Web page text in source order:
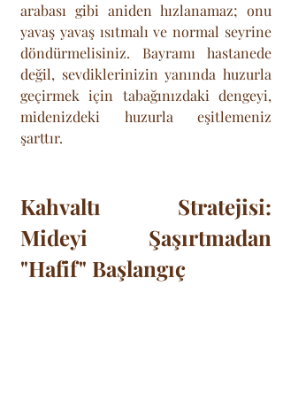
arabası gibi aniden hızlanamaz; onu
yavaş yavaş ısıtmalı ve normal seyrine
döndürmelisiniz. Bayramı hastanede
değil, sevdiklerinizin yanında huzurla
geçirmek için tabağınızdaki dengeyi,
midenizdeki huzurla eşitlemeniz
şarttır.
Kahvaltı Stratejisi:
Mideyi Şaşırtmadan
"Hafif" Başlangıç